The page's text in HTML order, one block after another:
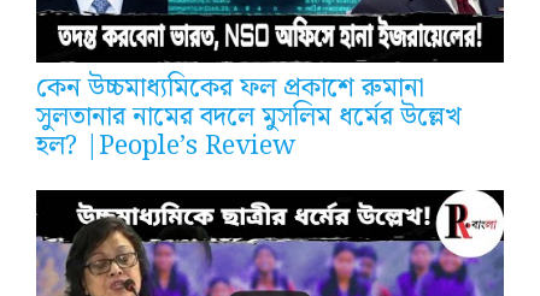
কেন উচ্চমাধ্যমিকের ফল প্রকাশে রুমানা
সুলতানার নামের বদলে মুসলিম ধর্মের উল্লেখ
হল? |People’s Review